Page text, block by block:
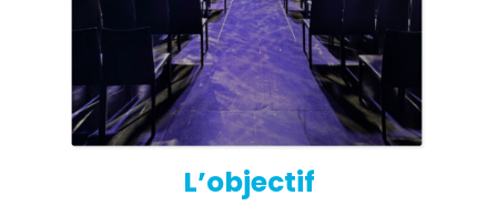
RouterAmp
L’objectif